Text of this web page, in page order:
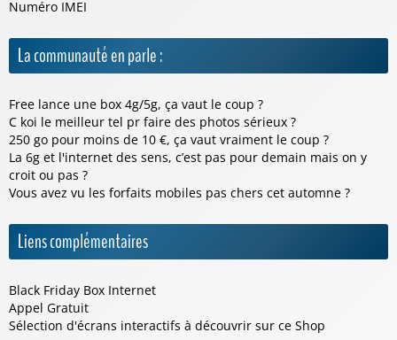
Numéro IMEI
La communauté en parle :
Free lance une box 4g/5g, ça vaut le coup ?
C koi le meilleur tel pr faire des photos sérieux ?
250 go pour moins de 10 €, ça vaut vraiment le coup ?
La 6g et l'internet des sens, c’est pas pour demain mais on y
croit ou pas ?
Vous avez vu les forfaits mobiles pas chers cet automne ?
Liens complémentaires
Black Friday Box Internet
Appel Gratuit
Sélection d'écrans interactifs à découvrir sur ce Shop